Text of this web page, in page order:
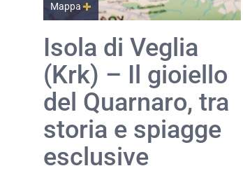
Mappa
Isola di Veglia
(Krk) – Il gioiello
del Quarnaro, tra
storia e spiagge
esclusive